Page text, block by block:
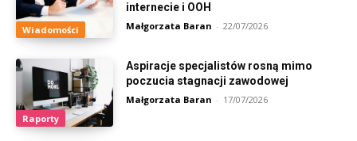
Wiadomości
internecie i OOH
Małgorzata Baran - 22/07/2026
Raporty
Aspiracje specjalistów rosną mimo
poczucia stagnacji zawodowej
Małgorzata Baran - 17/07/2026